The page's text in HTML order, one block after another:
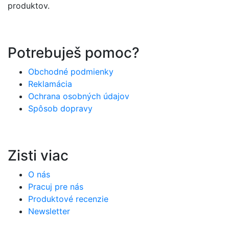
produktov.
Potrebuješ pomoc?
Obchodné podmienky
Reklamácia
Ochrana osobných údajov
Spôsob dopravy
Zisti viac
O nás
Pracuj pre nás
Produktové recenzie
Newsletter